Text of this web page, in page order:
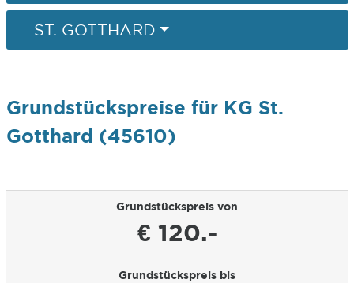
ST. GOTTHARD
Grundstückspreise für KG St.
Gotthard (45610)
Grundstückspreis von
€ 120.-
Grundstückspreis bis